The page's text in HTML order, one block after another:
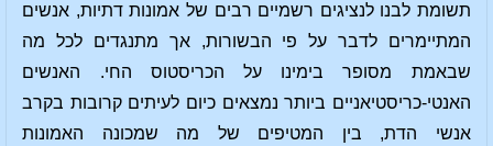
תשומת לבנו לנציגים רשמיים רבים של אמונות דתיות, אנשים
המתיימרים לדבר על פי הבשורות, אך מתנגדים לכל מה
שבאמת מסופר בימינו על הכריסטוס החי. האנשים
האנטי-כריסטיאניים ביותר נמצאים כיום לעיתים קרובות בקרב
אנשי הדת, בין המטיפים של מה שמכונה האמונות